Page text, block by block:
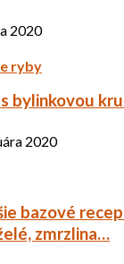
2020
ryby
bylinkovou
2020
bazové
zmrzlina…